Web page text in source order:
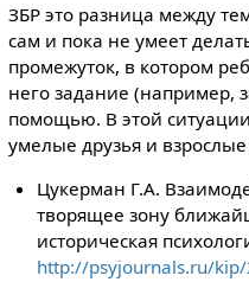
ЗБР это разница между
сам и пока не умеет
промежуток, в котором
него задание (например,
помощью. В этой
умелые друзья и
Цукерман Г.А.
творящее зону
историческая
http://psyjournals.ru/